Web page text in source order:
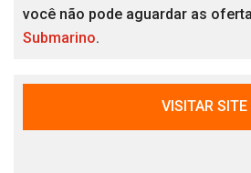
você não pode aguardar as
Submarino.
VISITAR SITE